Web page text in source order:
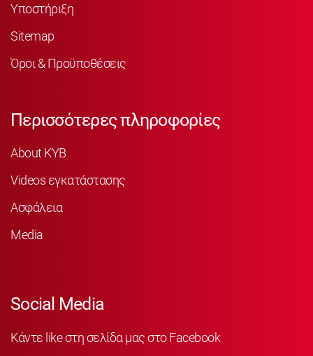
Υποστήριξη
Sitemap
Όροι & Προϋποθέσεις
Περισσότερες πληροφορίες
About KYB
Videos εγκατάστασης
Ασφάλεια
Media
Social Media
Κάντε like στη σελίδα μας στο Facebook